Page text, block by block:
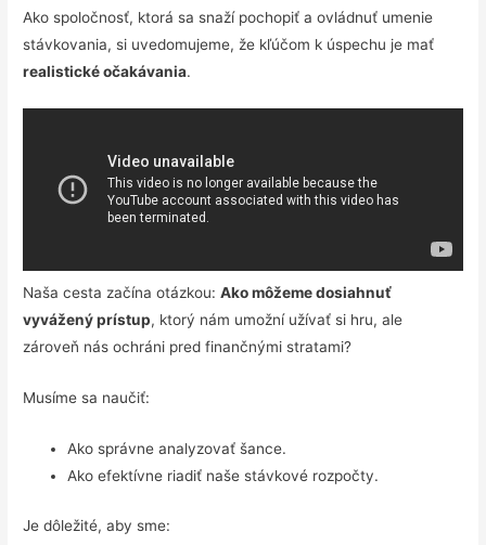
Ako spoločnosť, ktorá sa snaží pochopiť a ovládnuť umenie
stávkovania, si uvedomujeme, že kľúčom k úspechu je mať
realistické očakávania.
Naša cesta začína otázkou:Ako môžeme dosiahnuť
vyvážený prístup, ktorý nám umožní užívať si hru, ale
zároveň nás ochráni pred finančnými stratami?
Musíme sa naučiť:
Ako správne analyzovať šance.
Ako efektívne riadiť naše stávkové rozpočty.
Je dôležité, aby sme: